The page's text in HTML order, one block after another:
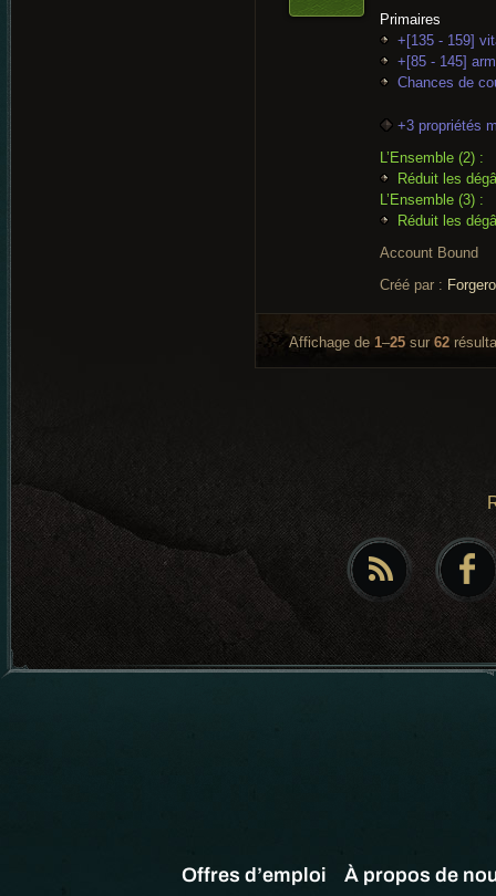
Primaires
+[135 - 159]
+[85 - 145]
Chances de
+3 propriétés
L’Ensemble (2) :
Réduit les
L’Ensemble (3) :
Réduit les
Account Bound
Créé par :
Affichage de 1–25 sur 62